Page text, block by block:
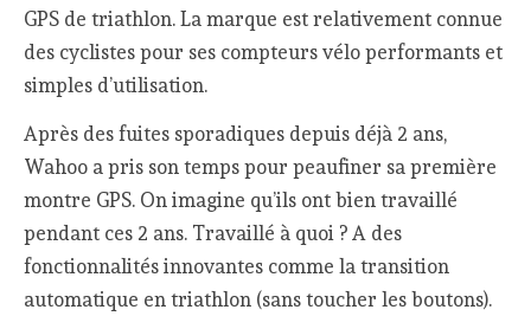
GPS de triathlon. La marque est relativement connue
des cyclistes pour ses compteurs vélo performants et
simples d’utilisation.
Après des fuites sporadiques depuis déjà 2 ans,
Wahoo a pris son temps pour peaufiner sa première
montre GPS. On imagine qu’ils ont bien travaillé
pendant ces 2 ans. Travaillé à quoi ? A des
fonctionnalités innovantes comme la transition
automatique en triathlon (sans toucher les boutons).